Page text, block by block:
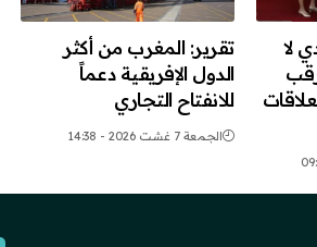
لا
تقرير: المغرب من أكثر
الدول الإفريقية دعماً
للانفتاح التجاري
الجمعة 7 غشت 2026 - 14:38